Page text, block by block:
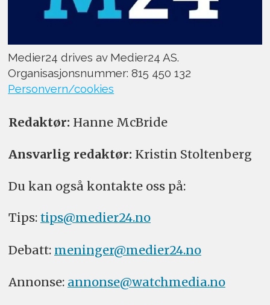
Medier24 drives av Medier24 AS.
Organisasjonsnummer: 815 450 132
Personvern/cookies
Redaktør: Hanne McBride
Ansvarlig redaktør: Kristin Stoltenberg
Du kan også kontakte oss på:
Tips: tips@medier24.no
Debatt: meninger@medier24.no
Annonse: annonse@watchmedia.no